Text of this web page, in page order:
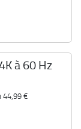
à 60 Hz
44,99 €